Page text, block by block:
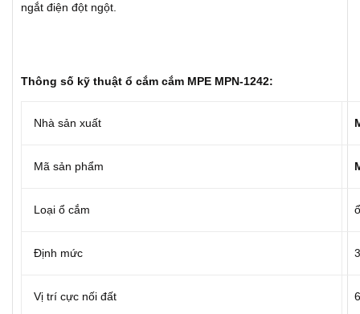
ngắt điện đột ngột.
Thông số kỹ thuật ổ cắm cắm MPE MPN-1242:
Nhà sản xuất
Mã sản phẩm
Loại ổ cắm
Định mức
Vị trí cực nối đất